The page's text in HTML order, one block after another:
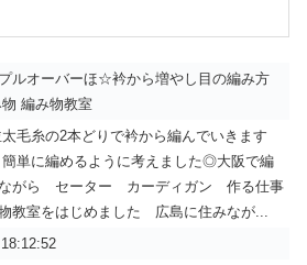
ルオーバーほ☆衿から増やし目の編み方
編み物教室
毛糸の2本どりで衿から編んでいきます
単に編めるように考えました◎大阪で編
ながら セーター カーディガン 作る仕事
教室をはじめました 広島に住みなが...